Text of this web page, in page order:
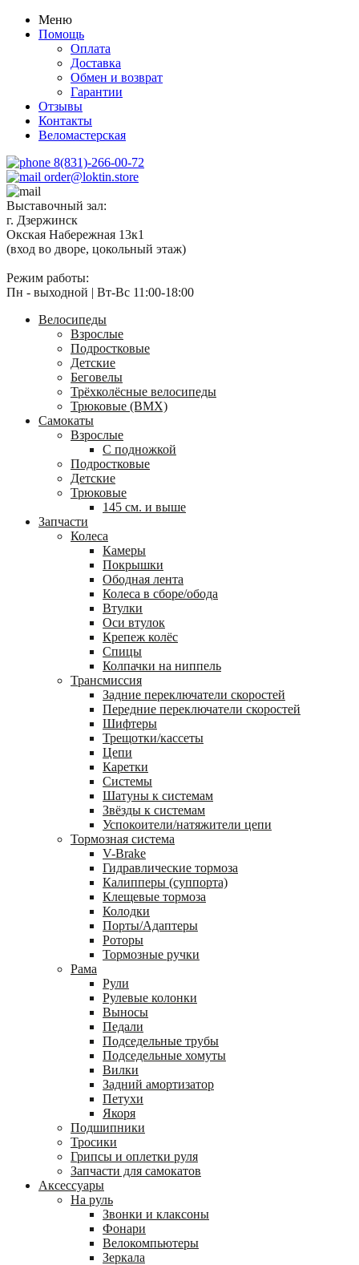
Меню
Помощь
Оплата
Доставка
Обмен и возврат
Гарантии
Отзывы
Контакты
Веломастерская
8(831)-266-00-72
order@loktin.store
Выставочный зал:
г. Дзержинск
Окская Набережная 13к1
(вход во дворе, цокольный этаж)
Режим работы:
Пн - выходной | Вт-Вс 11:00-18:00
Велосипеды
Взрослые
Подростковые
Детские
Беговелы
Трёхколёсные велосипеды
Трюковые (BMX)
Самокаты
Взрослые
С подножкой
Подростковые
Детские
Трюковые
145 см. и выше
Запчасти
Колеса
Камеры
Покрышки
Ободная лента
Колеса в сборе/обода
Втулки
Оси втулок
Крепеж колёс
Спицы
Колпачки на ниппель
Трансмиссия
Задние переключатели скоростей
Передние переключатели скоростей
Шифтеры
Трещотки/кассеты
Цепи
Каретки
Системы
Шатуны к системам
Звёзды к системам
Успокоители/натяжители цепи
Тормозная система
V-Brake
Гидравлические тормоза
Калипперы (суппорта)
Клещевые тормоза
Колодки
Порты/Адаптеры
Роторы
Тормозные ручки
Рама
Рули
Рулевые колонки
Выносы
Педали
Подседельные трубы
Подседельные хомуты
Вилки
Задний амортизатор
Петухи
Якоря
Подшипники
Тросики
Грипсы и оплетки руля
Запчасти для самокатов
Аксессуары
На руль
Звонки и клаксоны
Фонари
Велокомпьютеры
Зеркала